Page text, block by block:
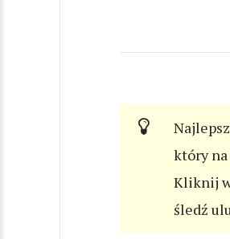
który
Kliknij
śledź